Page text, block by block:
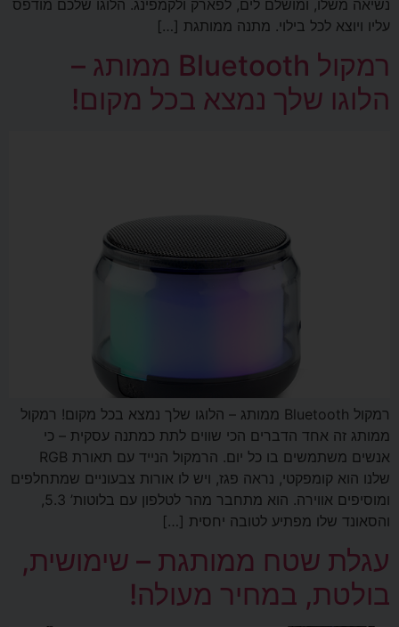
נשיאה משלו, ומושלם לים, לפארק ולקמפינג. הלוגו שלכם מודפס
עליו ויוצא לכל בילוי. מתנה ממותגת […]
רמקול Bluetooth ממותג –
הלוגו שלך נמצא בכל מקום!
רמקול Bluetooth ממותג – הלוגו שלך נמצא בכל מקום! רמקול
ממותג זה אחד הדברים הכי שווים לתת כמתנה עסקית – כי
אנשים משתמשים בו כל יום. הרמקול הנייד עם תאורת RGB
שלנו הוא קומפקטי, נראה פגז, ויש לו אורות צבעוניים שמתחלפים
והסאונד שלו מפתיע לטובה יחסית […]
עגלת שטח ממותגת – שימושית,
בולטת, במחיר מעולה!